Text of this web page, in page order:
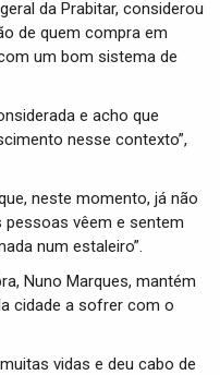
da Prabitar, considerou
de quem compra em
um bom sistema de
e acho que
nesse contexto”,
neste momento, já não
vêem e sentem
num estaleiro”.
Nuno Marques, mantém
cidade a sofrer com o
vidas e deu cabo de